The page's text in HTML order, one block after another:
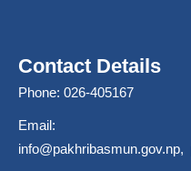
Contact Details
Phone: 026-405167
Email:
info@pakhribasmun.gov.np,